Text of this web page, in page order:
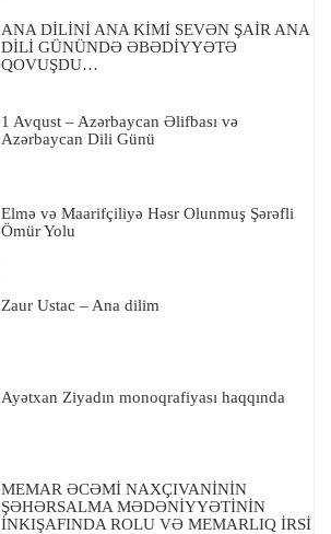
ANA DİLİNİ ANA KİMİ SEVƏN ŞAİR ANA
DİLİ GÜNÜNDƏ ƏBƏDİYYƏTƏ
QOVUŞDU…
1 Avqust – Azərbaycan Əlifbası və
Azərbaycan Dili Günü
Elmə və Maarifçiliyə Həsr Olunmuş Şərəfli
Ömür Yolu
Zaur Ustac – Ana dilim
Ayətxan Ziyadın monoqrafiyası haqqında
MEMAR ƏCƏMİ NAXÇIVANİNİN
ŞƏHƏRSALMA MƏDƏNİYYƏTİNİN
İNKIŞAFINDA ROLU VƏ MEMARLIQ İRSİ